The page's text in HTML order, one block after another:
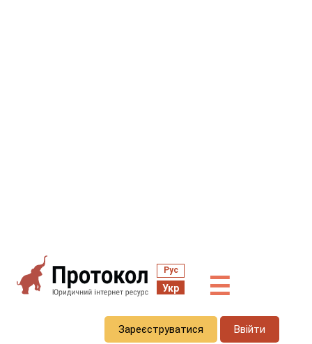
Рус
Укр ☰
Зареєструватися Ввійти